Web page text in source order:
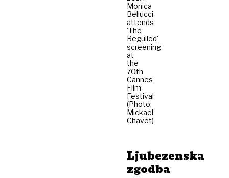
Monica
Bellucci
attends
'The
Beguiled'
screening
at
the
70th
Cannes
Film
Festival
(Photo:
Mickael
Chavet)
Ljubezenska
zgodba